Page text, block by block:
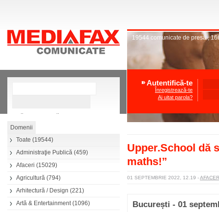
Căutare avansată
Toate (19544)
Administraţie Publică (459)
Afaceri (15029)
Agricultură (794)
Arhitectură / Design (221)
Artă & Entertainment(1096)
19544 comunicate de presă,
Autentifică-te
Înregistrează-te
Ai uitat parola?
Upper.School dă
maths!”
01 SEPTEMBRIE 2022, 12.19 -
București - 01